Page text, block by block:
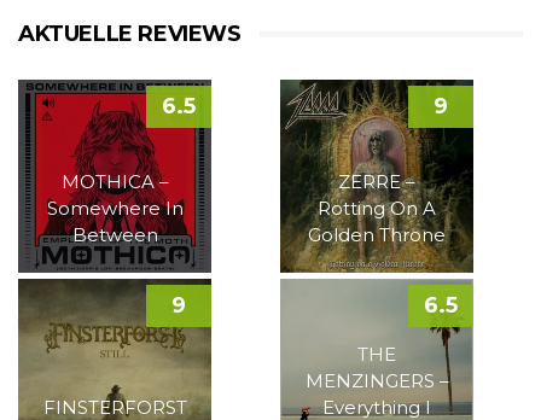
AKTUELLE REVIEWS
MOTHICA –
Somewhere In
Between
6.5
ZERRE –
Rotting On A
Golden Throne
9
FINSTERFORST
9
THE
MENZINGERS –
Everything I
6.5